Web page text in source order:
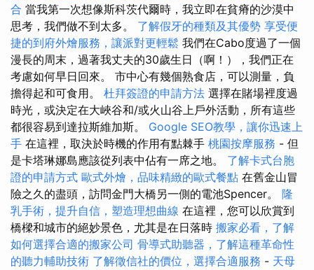
合 當我第一次想像斯科茨代爾時，我立即在貧瘠的沙漠中
思考，我們做不到太多。 了解假牙的種類及其優勢 享受便
捷的到府外燴服務，讓派對更輕鬆 我們在Cabo度過了一個
漫長的周末，過著我丈夫的30歲生日（啊！），我們正在
考慮如何早日回來。 市中心有幾個熟食店，可以測量，負
擔得起和可食用。 杜拜簽證的申請方法 選擇在賭場裡度過
時光，或決定在大峽谷和/或火山谷上戶外活動，所有這些
都很容易到達拉斯維加斯。 Google SEO教學，讓你迅速上
手 在這裡，取決於時機的作用有點棘手 桃園按摩服務 - 但
是卡塔琳娜島應該從列表中佔有一席之地。 了解卡式台胞
證的申請方式 歐式外燴，品味精緻的歐式餐點 在舊金山冒
險之久的盡頭，訪問金門大橋另一側的電池Spencer。 隆
乳手術，提升自信，塑造理想曲線 在這裡，您可以欣賞到
橋樑和城市的絕妙景色，尤其是在日落時 搬家必看，了解
如何選擇合適的搬家公司 骨導式助聽器，了解這種革命性
的聽力輔助技術 了解徵信社的價位，選擇合適服務 - 天母